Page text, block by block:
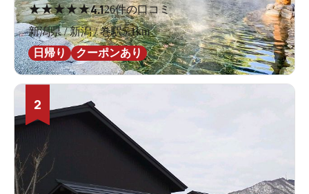
★★★★★4.126件の口コミ
新潟県 / 新潟 / 巻駅5.1km
日帰り
クーポンあり
2